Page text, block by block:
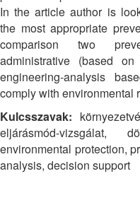
In the article author is
the most appropriate
comparison two
administrative (based
engineering-analysis
comply with environmental
Kulcsszavak:
eljárásmód-vizsgálat,
environmental protection,
analysis, decision support